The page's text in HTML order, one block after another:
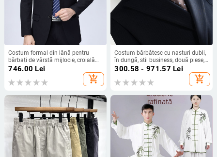
Costum formal din lână pentru
bărbați de vârstă mijlocie, croială
lejeră, sacou cu nasturi pe un rând,
închidere cu două nasturi, guler de
costum, 65% lână, căptușeală
primăvară-toamnă
746.00 Lei
add_shopping_cart
Costum bărbătesc cu nasturi dubli,
în dungă, stil business, două piese,
pentru nuntă
300.58 - 971.57 Lei
add_shopping_cart